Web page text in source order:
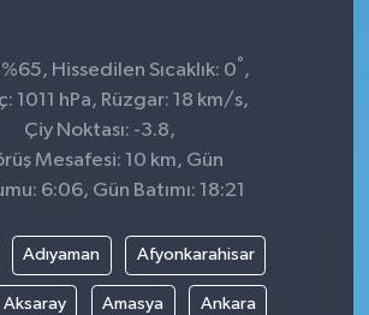
Hissedilen Sıcaklık: 0° ,
1011 hPa, Rüzgar: 18 km/s,
Çiy Noktası: -3.8,
Mesafesi: 10 km, Gün
6:06, Gün Batımı: 18:21
Adıyaman Afyonkarahisar
Aksaray Amasya Ankara